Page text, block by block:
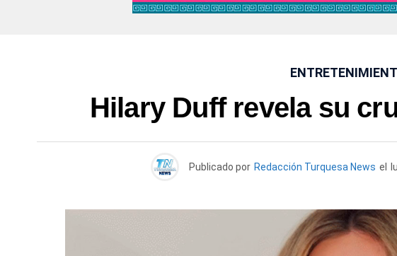
Hilary Duff revela su
Publicado por Redacción Turquesa News el